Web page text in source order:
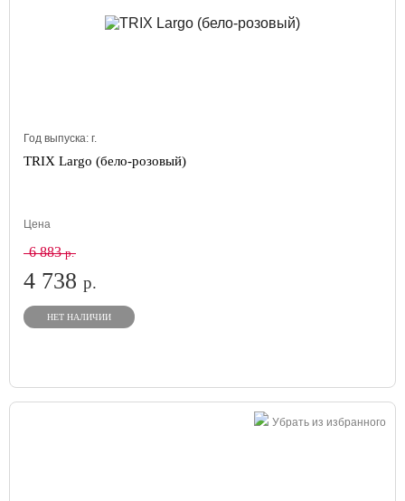
Год выпуска: г.
TRIX Largo (бело-розовый)
Цена
6 883р.
4 738 р.
НЕТ НАЛИЧИИ
Убрать из избранного